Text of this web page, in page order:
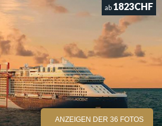
ab 1823CHF
ANZEIGEN DER 36 FOTOS